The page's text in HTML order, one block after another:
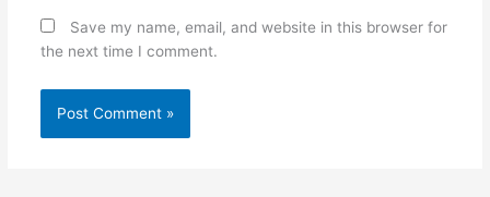
Save my name, email, and website in this browser for
the next time I comment.